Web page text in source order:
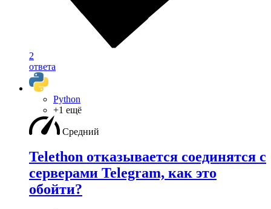
2
ответа
Python
+1 ещё
Средний
Telethon отказывается соединятся с
серверами Telegram, как это
обойти?